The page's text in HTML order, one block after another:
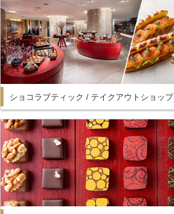
ショコラブティック / テイクアウトショップ